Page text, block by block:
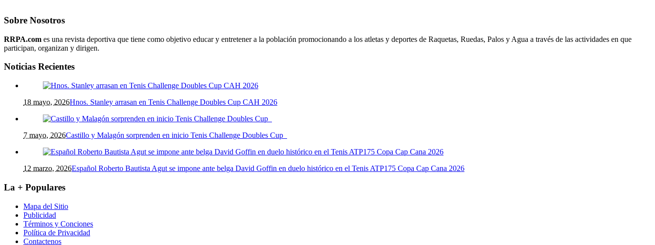
Sobre Nosotros
RRPA.com es una revista deportiva que tiene como objetivo educar y entretener a la población promocionando a los atletas y deportes de Raquetas, Ruedas, Palos y Agua a través de las actividades en que
participan, organizan y dirigen.
Noticias Recientes
18 mayo, 2026Hnos. Stanley arrasan en Tenis Challenge Doubles Cup CAH 2026
7 mayo, 2026Castillo y Malagón sorprenden en inicio Tenis Challenge Doubles Cup
12 marzo, 2026Español Roberto Bautista Agut se impone ante belga David Goffin en duelo histórico en el Tenis ATP175 Copa Cap Cana 2026
La + Populares
Mapa del Sitio
Publicidad
Términos y Conciones
Política de Privacidad
Contactenos